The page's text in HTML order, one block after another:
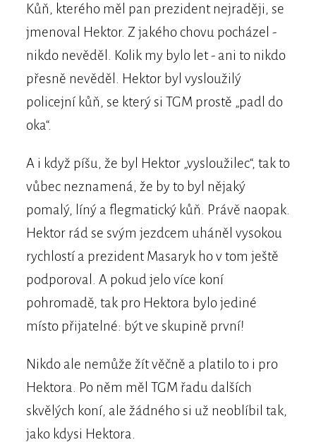
Kůň, kterého měl pan prezident nejraději, se
jmenoval Hektor. Z jakého chovu pocházel -
nikdo nevěděl. Kolik my bylo let - ani to nikdo
přesně nevěděl. Hektor byl vysloužilý
policejní kůň, se který si TGM prostě „padl do
oka“.
A i když píšu, že byl Hektor „vysloužilec“, tak to
vůbec neznamená, že by to byl nějaký
pomalý, líný a flegmatický kůň. Právě naopak.
Hektor rád se svým jezdcem uháněl vysokou
rychlostí a prezident Masaryk ho v tom ještě
podporoval. A pokud jelo více koní
pohromadě, tak pro Hektora bylo jediné
místo přijatelné: být ve skupině první!
Nikdo ale nemůže žít věčně a platilo to i pro
Hektora. Po něm měl TGM řadu dalších
skvělých koní, ale žádného si už neoblíbil tak,
jako kdysi Hektora.